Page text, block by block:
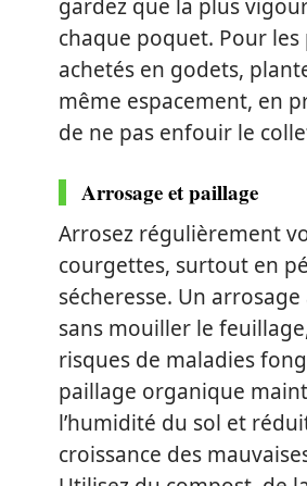
gardez que la plus
chaque poquet. Pour les
achetés en godets,
même espacement, en
de ne pas enfouir le
Arrosage et paillage
Arrosez régulièrement
courgettes, surtout en
sécheresse. Un
sans mouiller le
risques de maladies
paillage organique
l’humidité du sol et
croissance des